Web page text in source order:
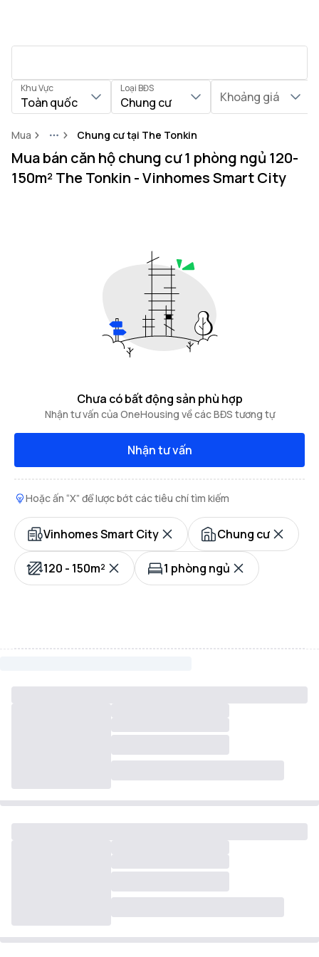
Khu Vực
Toàn quốc
Loại BĐS
Chung cư Khoảng giá
Mua MoreChung cư tại The Tonkin
Mua bán căn hộ chung cư 1 phòng ngủ 120-
150m² The Tonkin - Vinhomes Smart City
Chưa có bất động sản phù hợp
Nhận tư vấn của OneHousing về các BĐS tương tự
Nhận tư vấn
Hoặc ấn “X” để lược bớt các tiêu chí tìm kiếm
Vinhomes Smart City Chung cư
120 - 150m² 1 phòng ngủ